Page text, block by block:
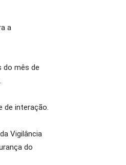
a
do mês de
de interação.
Vigilância
do